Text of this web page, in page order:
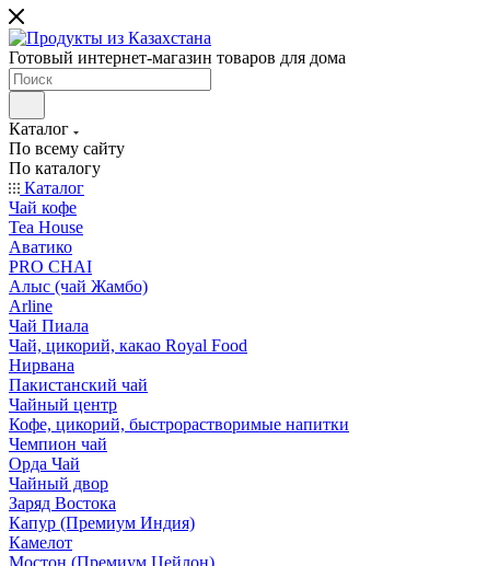
Готовый интернет-магазин товаров для дома
Каталог
По всему сайту
По каталогу
Каталог
Чай кофе
Tea House
Аватико
PRO CHAI
Алыс (чай Жамбо)
Arline
Чай Пиала
Чай, цикорий, какао Royal Food
Нирвана
Пакистанский чай
Чайный центр
Кофе, цикорий, быстрорастворимые напитки
Чемпион чай
Орда Чай
Чайный двор
Заряд Востока
Капур (Премиум Индия)
Камелот
Мостон (Премиум Цейлон)